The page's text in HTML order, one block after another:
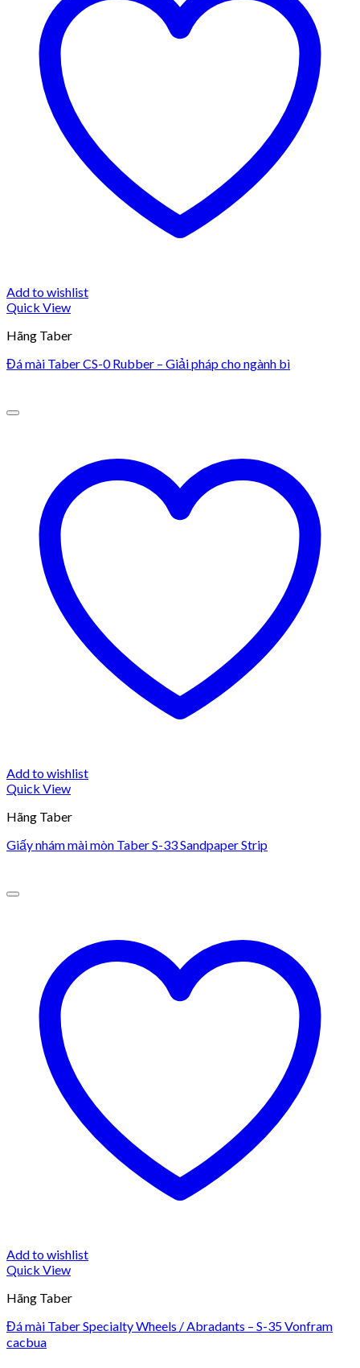
Add to wishlist
Quick View
Hãng Taber
Đá mài Taber CS-0 Rubber – Giải pháp cho ngành bì
Add to wishlist
Quick View
Hãng Taber
Giấy nhám mài mòn Taber S-33 Sandpaper Strip
Add to wishlist
Quick View
Hãng Taber
Đá mài Taber Specialty Wheels / Abradants – S-35 Vonfram
cacbua